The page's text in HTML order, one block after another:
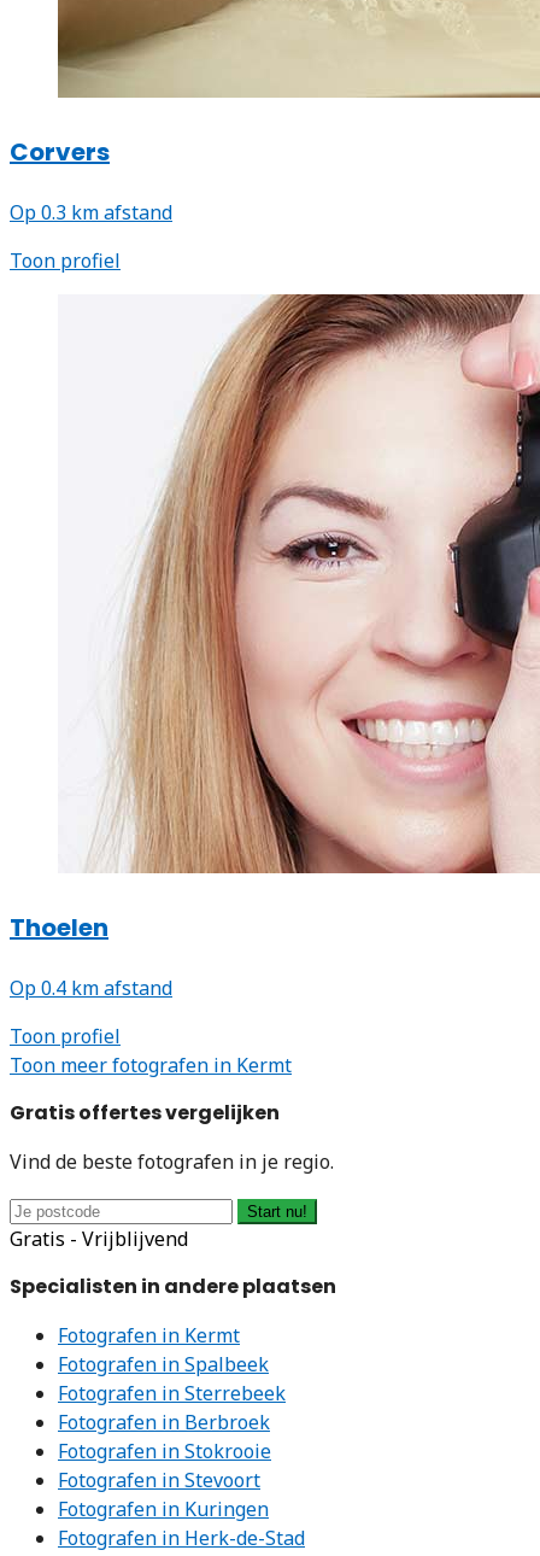
Corvers
Op 0.3 km afstand
Toon profiel
Thoelen
Op 0.4 km afstand
Toon profiel
Toon meer fotografen in Kermt
Gratis offertes vergelijken
Vind de beste fotografen in je regio.
Start nu!
Gratis - Vrijblijvend
Specialisten in andere plaatsen
Fotografen in Kermt
Fotografen in Spalbeek
Fotografen in Sterrebeek
Fotografen in Berbroek
Fotografen in Stokrooie
Fotografen in Stevoort
Fotografen in Kuringen
Fotografen in Herk-de-Stad